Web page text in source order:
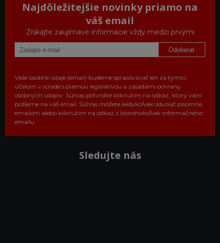
Najdôležitejšie novinky priamo na
váš email
Získajte zaujímavé informácie vždy medzi prvými
Odoberať
Vaše osobné údaje (email) budeme spracovávať len za týmto
účelom v súlade s platnou legislatívou a zásadami ochrany
osobných údajov. Súhlas potvrdíte kliknutím na odkaz, ktorý vám
pošleme na váš email. Súhlas môžete kedykoľvek odvolať písomne,
emailom alebo kliknutím na odkaz z ktoréhokoľvek informačného
emailu.
Sledujte nás